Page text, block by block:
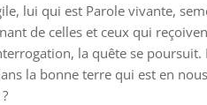
lui qui est Parole vivante,
de celles et ceux qui
la quête se
la bonne terre qui est en